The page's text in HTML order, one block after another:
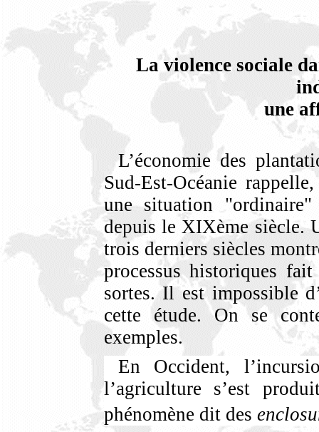
La violence sociale
une
L’économie des
Sud-Est-Océanie
une situation
depuis le XIXème siècle.
trois derniers siècles
processus historiques
sortes. Il est impossible
cette étude. On se
exemples.
En Occident,
l’agriculture s’est
phénomène dit des